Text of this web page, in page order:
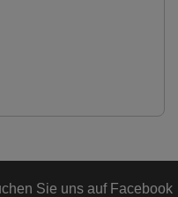
Sie uns auf Facebook